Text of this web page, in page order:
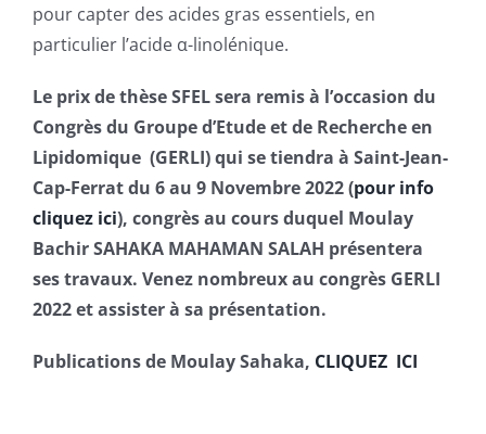
pour capter des acides gras essentiels, en
particulier l’acide α-linolénique.
Le prix de thèse SFEL sera remis à l’occasion du
Congrès du Groupe d’Etude et de Recherche en
Lipidomique (GERLI) qui se tiendra à Saint-Jean-
Cap-Ferrat du 6 au 9 Novembre 2022 (pour info
cliquez ici), congrès au cours duquel Moulay
Bachir SAHAKA MAHAMAN SALAH présentera
ses travaux. Venez nombreux au congrès GERLI
2022 et assister à sa présentation.
Publications de Moulay Sahaka, CLIQUEZ ICI